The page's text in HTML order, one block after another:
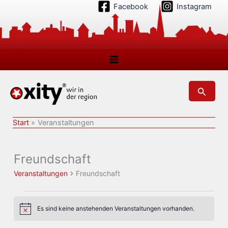
springen
Facebook Instagram
Suchen
Start Veranstaltungen
Freundschaft
Veranstaltungen Freundschaft
HinweisEs sind keine anstehenden Veranstaltungen vorhanden.